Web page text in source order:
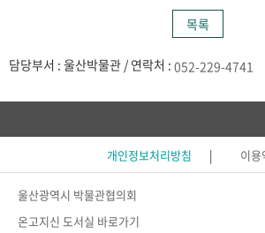
목록
담당부서 : 울산박물관 / 연락처 : 052-229-4741
개인정보처리방침 이용
울산광역시 박물관협의회
온고지신 도서실 바로가기